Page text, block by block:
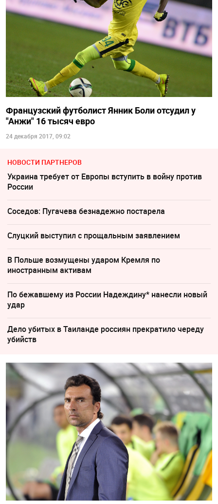
Французский футболист Янник Боли отсудил у
"Анжи" 16 тысяч евро
24 декабря 2017, 09:02
НОВОСТИ ПАРТНЕРОВ
Украина требует от Европы вступить в войну против
России
Соседов: Пугачева безнадежно постарела
Слуцкий выступил с прощальным заявлением
В Польше возмущены ударом Кремля по
иностранным активам
По бежавшему из России Надеждину* нанесли новый
удар
Дело убитых в Таиланде россиян прекратило череду
убийств